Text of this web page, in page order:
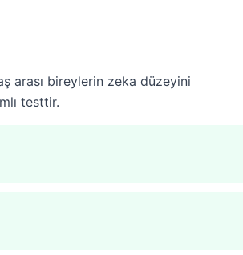
arası bireylerin zeka düzeyini
testtir.